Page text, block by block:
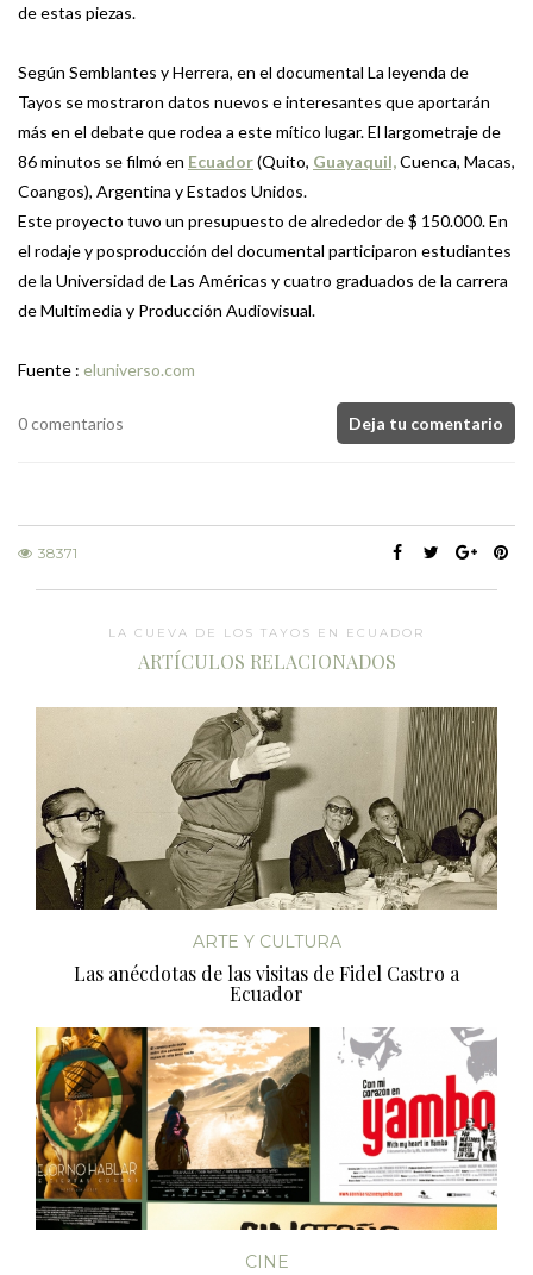
de estas piezas.
Según Semblantes y Herrera, en el documental La leyenda de
Tayos se mostraron datos nuevos e interesantes que aportarán
más en el debate que rodea a este mítico lugar. El largometraje de
86 minutos se filmó en Ecuador(Quito, Guayaquil,Cuenca, Macas,
Coangos), Argentina y Estados Unidos.
Este proyecto tuvo un presupuesto de alrededor de $ 150.000. En
el rodaje y posproducción del documental participaron estudiantes
de la Universidad de Las Américas y cuatro graduados de la carrera
de Multimedia y Producción Audiovisual.
Fuente : eluniverso.com
0 comentarios Deja tu comentario
38371
LA CUEVA DE LOS TAYOS EN ECUADOR
ARTÍCULOS RELACIONADOS
ARTE Y CULTURA
Las anécdotas de las visitas de Fidel Castro a
Ecuador
CINE